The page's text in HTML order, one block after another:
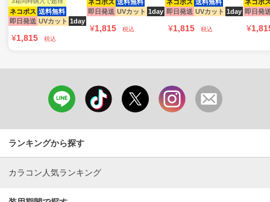
ネコポス 送料無料
即日発送 UVカット 1day
¥1,815 税込
ネコポス 送料無料
即日発送 UVカット 1day
¥1,815 税込
ネコポス 送料無料
即日発送 UVカット 1day
¥1,815 税込
ネコポ
即日発
¥
ランキングから探す
カラコン人気ランキング